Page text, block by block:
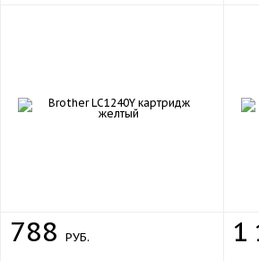
788 РУБ. 1